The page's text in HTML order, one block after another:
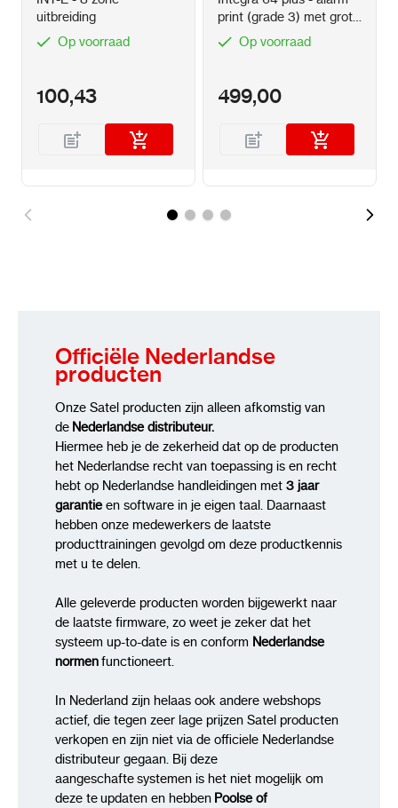
uitbreiding
Op voorraad
100,43
print (grade 3) met grote
metalen kast
Op voorraad
499,00
Officiële Nederlandse
producten
Onze Satel producten zijn alleen afkomstig van
de Nederlandse distributeur.
Hiermee heb je de zekerheid dat op de producten
het Nederlandse recht van toepassing is en recht
hebt op Nederlandse handleidingen met 3 jaar
garantieen software in je eigen taal. Daarnaast
hebben onze medewerkers de laatste
producttrainingen gevolgd om deze productkennis
met u te delen.
Alle geleverde producten worden bijgewerkt naar
de laatste firmware, zo weet je zeker dat het
systeem up-to-date is en conform Nederlandse
normenfunctioneert.
In Nederland zijn helaas ook andere webshops
actief, die tegen zeer lage prijzen Satel producten
verkopen en zijn niet via de officiele Nederlandse
distributeur gegaan. Bij deze
aangeschafte systemen is het niet mogelijk om
deze te updaten en hebben Poolse of